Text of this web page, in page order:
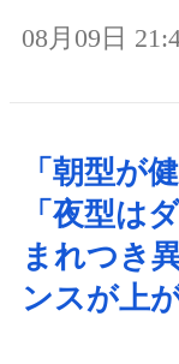
08月09日
「朝型が
「夜型は
まれつき
ンスが上